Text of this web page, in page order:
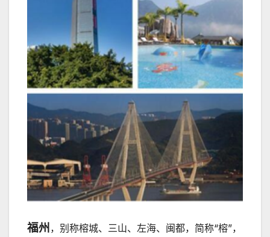
福州 ，别称榕城、三山、左海、闽都，简称“榕”，